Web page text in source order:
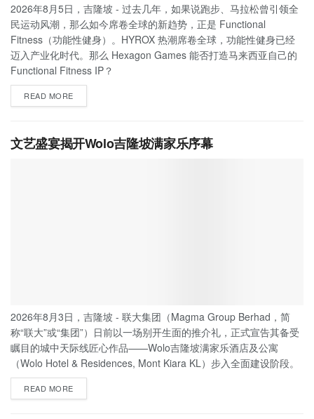
2026年8月5日，吉隆坡 - 过去几年，如果说跑步、马拉松曾引领全
民运动风潮，那么如今席卷全球的新趋势，正是 Functional
Fitness（功能性健身）。HYROX 热潮席卷全球，功能性健身已经
迈入产业化时代。那么 Hexagon Games 能否打造马来西亚自己的
Functional Fitness IP？
READ MORE
文艺盛宴揭开Wolo吉隆坡满家乐序幕
2026年8月3日，吉隆坡 - 联大集团（Magma Group Berhad，简
称“联大”或“集团”）日前以一场别开生面的推介礼，正式宣告其备受
瞩目的城中天际线匠心作品——Wolo吉隆坡满家乐酒店及公寓
（Wolo Hotel & Residences, Mont Kiara KL）步入全面建设阶段。
READ MORE